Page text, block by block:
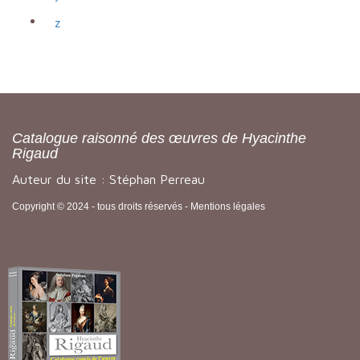
z
Catalogue raisonné des œuvres de Hyacinthe
Rigaud
Auteur du site : Stéphan Perreau
Copyright © 2024 - tous droits réservés - Mentions légales